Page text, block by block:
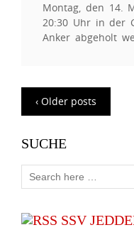
Montag, den 14.
20:30 Uhr in der
Anker abgeholt
‹ Older posts
SUCHE
SSV